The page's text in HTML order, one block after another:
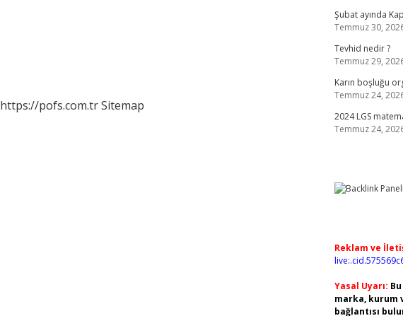
https://pofs.com.trSitemap
Şubat ayında
Temmuz 30,
Tevhid nedir ?
Temmuz 29,
Karın boşluğu
Temmuz 24,
2024 LGS
Temmuz 24,
Reklam ve
Yasal Uyarı:
marka, kurum
bağlantısı